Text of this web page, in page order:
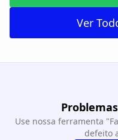
Ver
Use nossa ferramenta
defeito